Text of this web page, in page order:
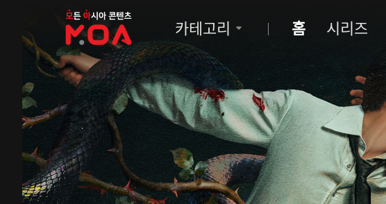
MOA
카테고리 홈 시리즈